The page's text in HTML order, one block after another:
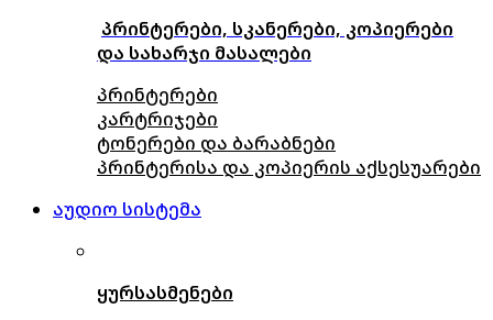
პრინტერები, სკანერები, კოპიერები
და სახარჯი მასალები
პრინტერები
კარტრიჯები
ტონერები და ბარაბნები
პრინტერისა და კოპიერის აქსესუარები
აუდიო სისტემა
ყურსასმენები